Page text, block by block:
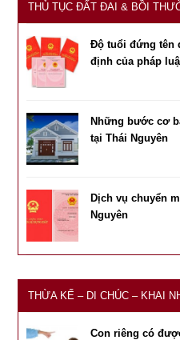
THỦ TỤC ĐẤT ĐAI & BỒI
Độ tuổi đứng tên
định của pháp
Những bước cơ
tại Thái Nguyên
Dịch vụ chuyển
Nguyên
THỪA KẾ – DI CHÚC – KHAI
Con riêng có